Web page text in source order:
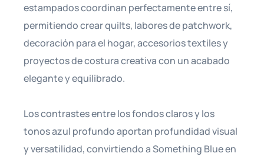
estampados coordinan perfectamente entre sí,
permitiendo crear quilts, labores de patchwork,
decoración para el hogar, accesorios textiles y
proyectos de costura creativa con un acabado
elegante y equilibrado.
Los contrastes entre los fondos claros y los
tonos azul profundo aportan profundidad visual
y versatilidad, convirtiendo a Something Blue en